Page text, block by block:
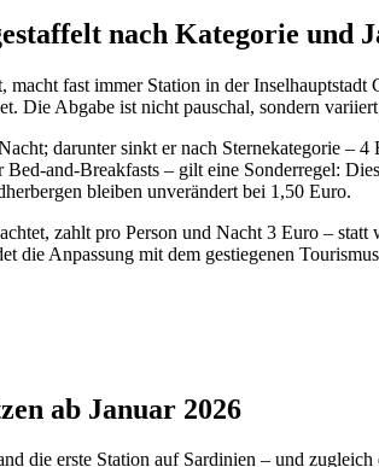
nach Kategorie und
macht fast immer Station in der
Die Abgabe ist nicht pauschal, sondern
darunter sinkt er nach Sternekategorie –
and-Breakfasts – gilt eine Sonderregel:
bleiben unverändert bei 1,50 Euro.
zahlt pro Person und Nacht 3 Euro –
die Anpassung mit dem gestiegenen
ab Januar 2026
die erste Station auf Sardinien – und